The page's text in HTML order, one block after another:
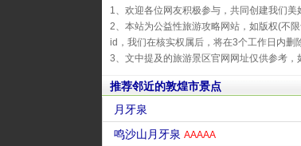
1、欢迎各位网友积极参与，共同创建我们
2、本站为公益性旅游攻略网站，如版权(不
id，我们在核实权属后，将在3个工作日内删
3、文中提及的旅游景区官网网址仅供参考，
推荐邻近的敦煌市景点
月牙泉
鸣沙山月牙泉 AAAAA